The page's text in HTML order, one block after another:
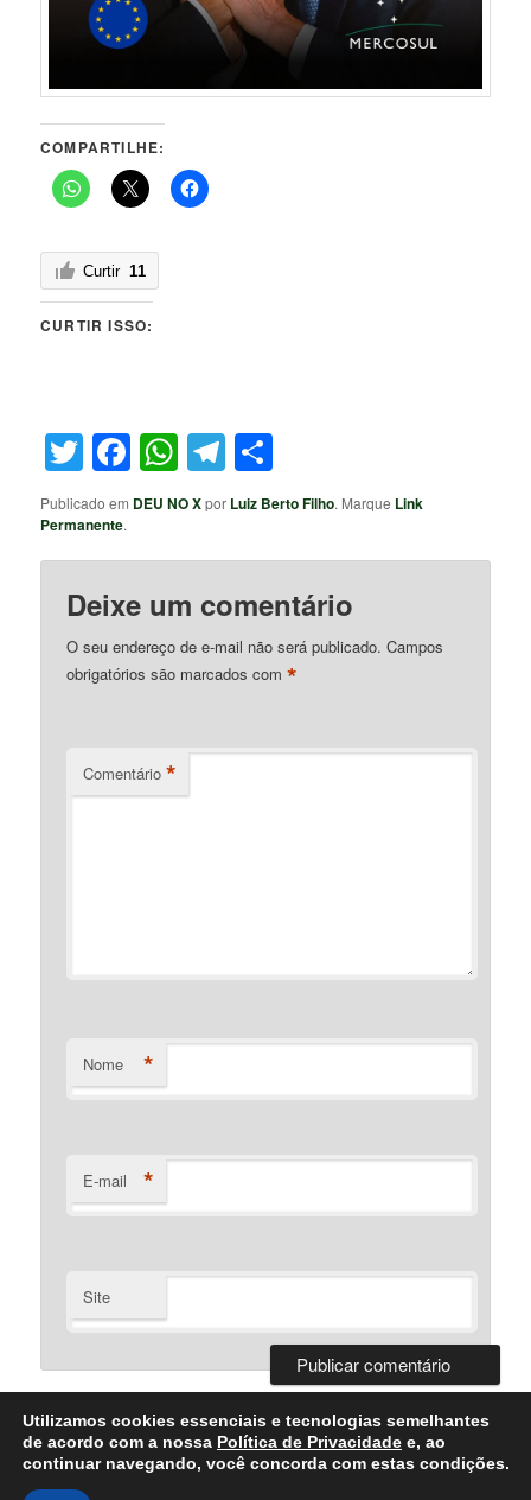
COMPARTILHE:
Curtir 11
CURTIR ISSO:
Twitter
Facebook
WhatsApp
Telegram
Publicado em DEU NO Xpor Luiz Berto Filho. Marque Link
Permanente.
Deixe um comentário
O seu endereço de e-mail não será publicado. Campos
obrigatórios são marcados com*
Comentário *
Nome *
E-mail *
Site
Desenvolvido Por Bartolomeu Silva
Utilizamos cookies essenciais e tecnologias semelhantes
de acordo com a nossa Política de Privacidade e, ao
continuar navegando, você concorda com estas condições.